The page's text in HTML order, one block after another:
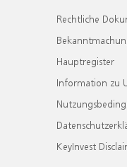
Rechtliche
Hauptregister
Information zu
KeyInvest